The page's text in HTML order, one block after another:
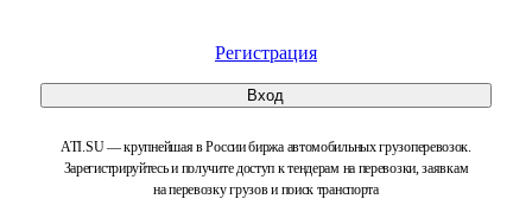
Регистрация
Вход
ATI.SU — крупнейшая в России биржа автомобильных грузоперевозок.
Зарегистрируйтесь и получите доступ к тендерам на перевозки, заявкам
на перевозку грузов и поиск транспорта